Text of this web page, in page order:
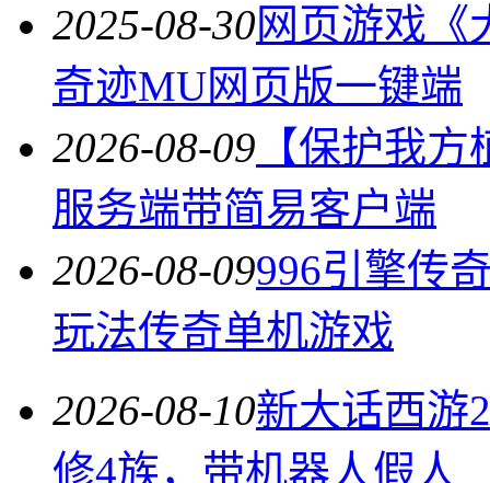
2025-08-30网页游戏《
奇迹MU网页版一键端
2026-08-09 【保护我
服务端带简易客户端
2026-08-09996引擎传
玩法传奇单机游戏
2026-08-10新大话西游
修4族，带机器人假人